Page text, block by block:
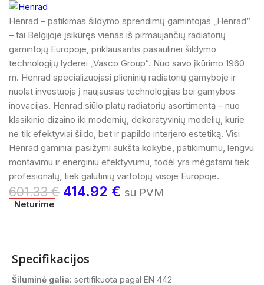
Henrad – patikimas šildymo sprendimų gamintojas „Henrad“
– tai Belgijoje įsikūręs vienas iš pirmaujančių radiatorių
gamintojų Europoje, priklausantis pasaulinei šildymo
technologijų lyderei „Vasco Group“. Nuo savo įkūrimo 1960
m. Henrad specializuojasi plieninių radiatorių gamyboje ir
nuolat investuoja į naujausias technologijas bei gamybos
inovacijas. Henrad siūlo platų radiatorių asortimentą – nuo
klasikinio dizaino iki modernių, dekoratyvinių modelių, kurie
ne tik efektyviai šildo, bet ir papildo interjero estetiką. Visi
Henrad gaminiai pasižymi aukšta kokybe, patikimumu, lengvu
montavimu ir energiniu efektyvumu, todėl yra mėgstami tiek
profesionalų, tiek galutinių vartotojų visoje Europoje.
601.33€ 414.92 € su PVM
Neturime
Specifikacijos
Šiluminė galia: sertifikuota pagal EN 442